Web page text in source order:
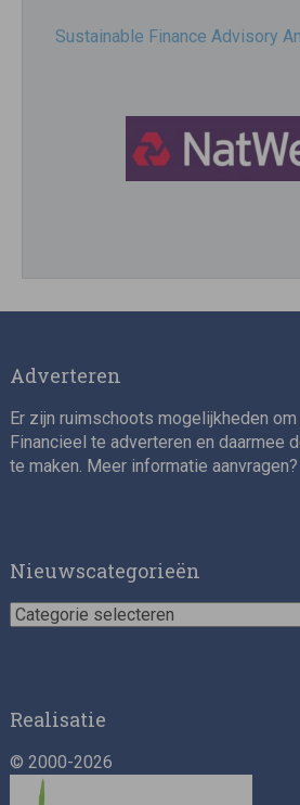
Sustainable Finance Advisory
Director, Impact Investing
Asset Management Internship –
Adverteren
Er zijn ruimschoots mogelijkheden
Financieel te adverteren en daarmee
te maken. Meer informatie
Nieuwscategorieën
Nieuwscategorieën
Realisatie
© 2000-2026